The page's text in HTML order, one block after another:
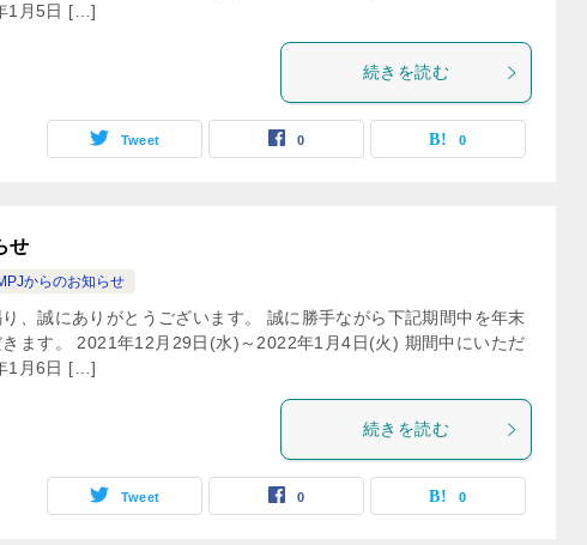
1月5日 […]
続きを読む
Tweet 0 0
せ
からのお知らせ
、誠にありがとうございます。 誠に勝手ながら下記期間中を年末
ます。 2021年12月29日(水)～2022年1月4日(火) 期間中にいただ
1月6日 […]
続きを読む
Tweet 0 0